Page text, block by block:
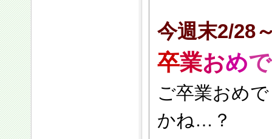
今週末2/28
卒業おめで
ご卒業おめ
かね…？